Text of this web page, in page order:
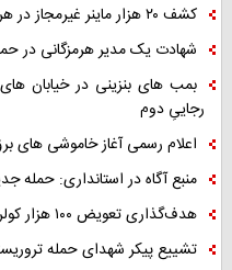
کشف ۲۰ هزار ماینر غیرمجاز در هرمزگان
شهادت یک مدیر هرمزگانی در
بمب های بنزینی در خیابان
رجاییِ دوم
اعلام رسمی آغاز خاموشی های
منبع آگاه در استانداری: حمله
هدف‌گذاری تعویض ۱۰۰ هزار کولر فرسوده در هرمزگان
تشییع پیکر شهدای حمله